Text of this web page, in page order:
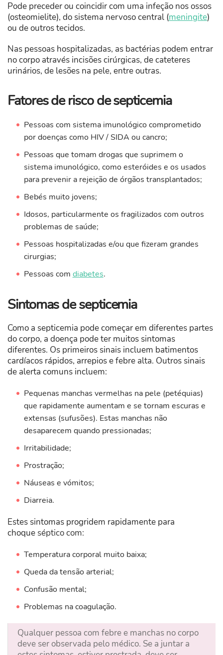
Pode preceder ou coincidir com uma infeção nos ossos
(osteomielite), do sistema nervoso central (meningite)
ou de outros tecidos.
Nas pessoas hospitalizadas, as bactérias podem entrar
no corpo através incisões cirúrgicas, de cateteres
urinários, de lesões na pele, entre outras.
Fatores de risco de septicemia
Pessoas com sistema imunológico comprometido
por doenças como HIV / SIDA ou cancro;
Pessoas que tomam drogas que suprimem o
sistema imunológico, como esteróides e os usados ​​
para prevenir a rejeição de órgãos transplantados;
Bebés muito jovens;
Idosos, particularmente os fragilizados com outros
problemas de saúde;
Pessoas hospitalizadas e/ou que fizeram grandes
cirurgias;
Pessoas com diabetes.
Sintomas de septicemia
Como a septicemia pode começar em diferentes partes
do corpo, a doença pode ter muitos sintomas
diferentes. Os primeiros sinais incluem batimentos
cardíacos rápidos, arrepios e febre alta. Outros sinais
de alerta comuns incluem:
Pequenas manchas vermelhas na pele (petéquias)
que rapidamente aumentam e se tornam escuras e
extensas (sufusões). Estas manchas não
desaparecem quando pressionadas;
Irritabilidade;
Prostração;
Náuseas e vómitos;
Diarreia.
Estes sintomas progridem rapidamente para
choque séptico com:
Temperatura corporal muito baixa;
Queda da tensão arterial;
Confusão mental;
Problemas na coagulação.
Qualquer pessoa com febre e manchas no corpo
deve ser observada pelo médico. Se a juntar a